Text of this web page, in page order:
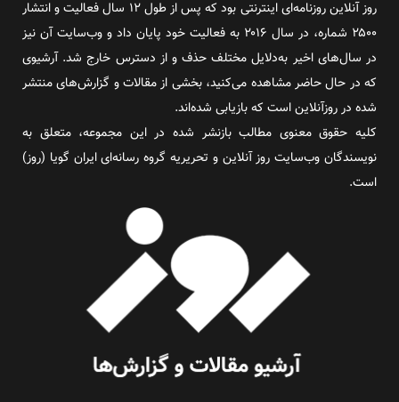
روز آنلاین روزنامه‌ای اینترنتی بود که پس از طول ۱۲ سال فعالیت و انتشار
۲۵۰۰ شماره، در سال ۲۰۱۶ به فعالیت خود پایان داد و وب‌سایت آن نیز
در سال‌های اخیر به‌دلایل مختلف حذف و از دسترس خارج شد. آرشیوی
که در حال حاضر مشاهده می‌کنید، بخشی از مقالات و گزارش‌های منتشر
شده در روزآنلاین است که بازیابی شده‌اند.
کلیه حقوق معنوی مطالب بازنشر شده در این مجموعه، متعلق به
نویسندگان وب‌سایت روز آنلاین و تحریریه گروه رسانه‌ای ایران گویا (روز)
است.